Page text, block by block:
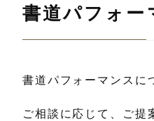
書道パフォー
書道パフォーマンスに
ご相談に応じて、ご提